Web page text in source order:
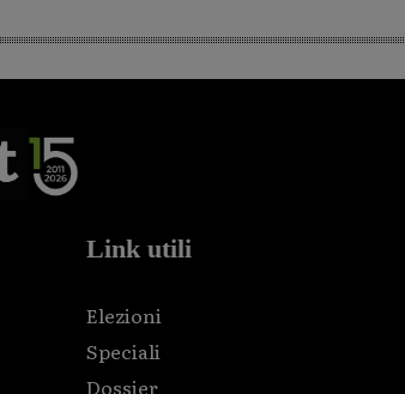
Link utili
Elezioni
Speciali
Dossier